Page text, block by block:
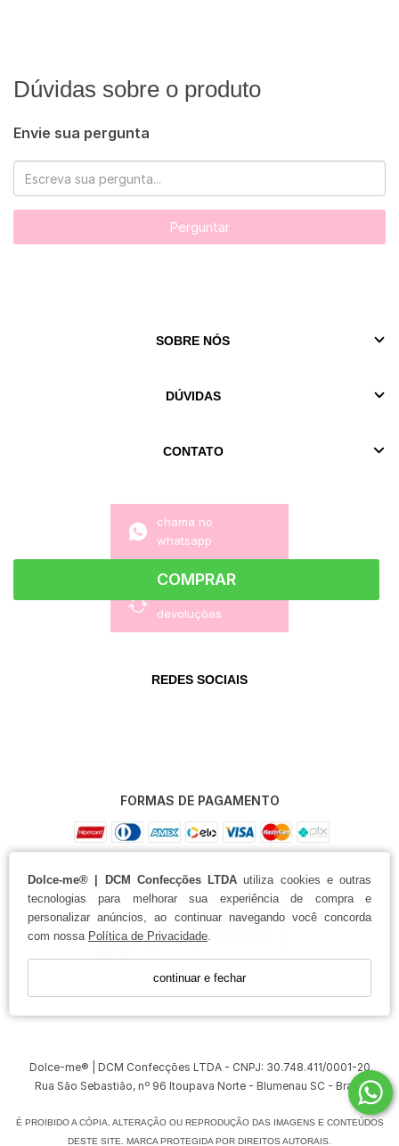
Dolce-me® | DCM Confecções LTDA utiliza cookies e outras
tecnologias para melhorar sua experiência de compra e
personalizar anúncios, ao continuar navegando você concorda
com nossa Política de Privacidade.
continuar e fechar
COMPRAR
Dúvidas sobre o produto
Envie sua pergunta
Perguntar
SOBRE NÓS
DÚVIDAS
CONTATO
chama no
whatsapp
devoluções
REDES SOCIAIS
FORMAS DE PAGAMENTO
Dolce-me® | DCM Confecções LTDA - CNPJ: 30.748.411/0001-20
Rua São Sebastião, nº 96 Itoupava Norte - Blumenau SC - Brasil
É PROIBIDO A CÓPIA, ALTERAÇÃO OU REPRODUÇÃO DAS IMAGENS E CONTEÚDOS
DESTE SITE. MARCA PROTEGIDA POR DIREITOS AUTORAIS.